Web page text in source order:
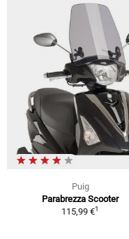
Puig
Parabrezza Scooter
115,99 €1